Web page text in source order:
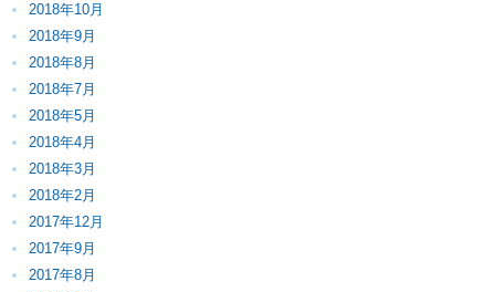
2018年10月
2018年9月
2018年8月
2018年7月
2018年5月
2018年4月
2018年3月
2018年2月
2017年12月
2017年9月
2017年8月